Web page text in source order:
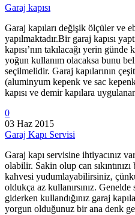
Garaj kapısı
Garaj kapıları değişik ölçüler ve
yapılmaktadır.Bir garaj kapısı
kapısı’nın takılacağı yerin günde
yoğun kullanım olacaksa bunu
seçilmelidir. Garaj kapılarının
(aluminyum kepenk ve sac
kapısı ve demir kapılara
0
03 Haz 2015
Garaj Kapı Servisi
Garaj kapı servisine ihtiyacınız
olabilir. Sakin olup can
kahvesi yudumlayabilirsiniz,
oldukça az kullanırsınız. Genelde
giderken kullandığınız garaj
yorgun olduğunuz bir ana denk